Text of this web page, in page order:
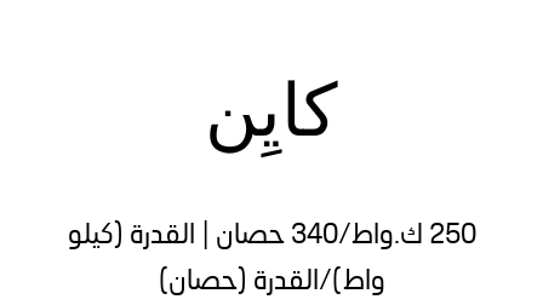
كايِن
​250 ك.واط/340 حصان | القدرة (كيلو
واط)/القدرة (حصان)​